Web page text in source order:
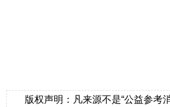
版权声明：凡来源不是“公益参考